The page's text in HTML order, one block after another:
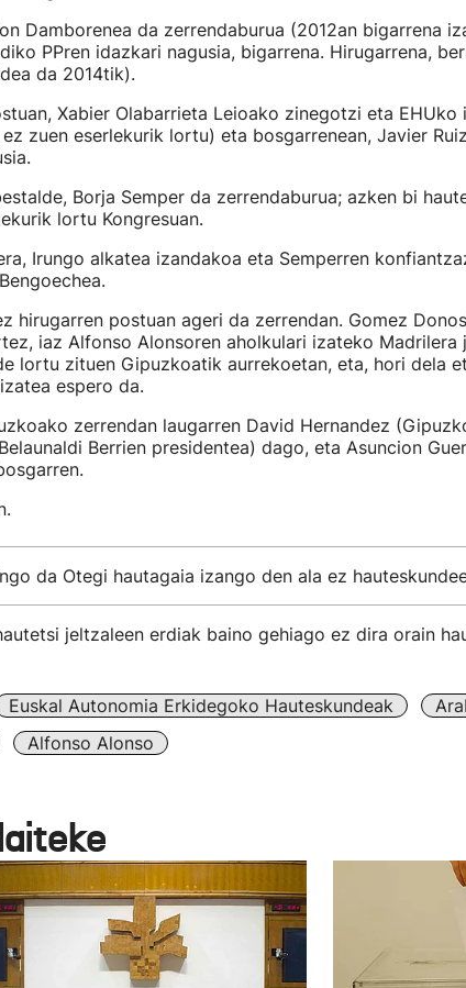
Damborenea da zerrendaburua (2012an bigarrena
PPren idazkari nagusia, bigarrena. Hirugarrena,
da 2014tik).
Xabier Olabarrieta Leioako zinegotzi eta EHUko
zuen eserlekurik lortu) eta bosgarrenean, Javier
Borja Semper da zerrendaburua; azken bi
lortu Kongresuan.
Irungo alkatea izandakoa eta Semperren
hirugarren postuan ageri da zerrendan. Gomez
iaz Alfonso Alonsoren aholkulari izateko Madrilera
lortu zituen Gipuzkoatik aurrekoetan, eta, hori dela
espero da.
zerrendan laugarren David Hernandez
Berrien presidentea) dago, eta Asuncion
da Otegi hautagaia izango den ala ez
jeltzaleen erdiak baino gehiago ez dira orain
Euskal Autonomia Erkidegoko Hauteskundeak
Alfonso Alonso